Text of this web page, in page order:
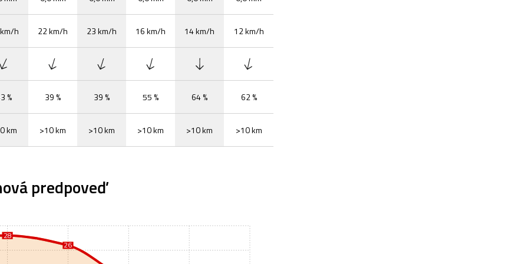
h
%
km
22 km/h
39 %
>10 km
23 km/h
39 %
>10 km
16 km/h
55 %
>10 km
14 km/h
64 %
>10 km
12 km/h
62 %
>10 km
predpoveď
28
26
28
26